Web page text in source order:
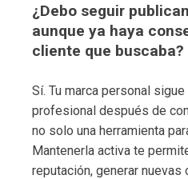
¿Debo seguir
aunque ya haya
cliente que buscaba?
Sí. Tu marca personal
profesional después de
no solo una herramienta
Mantenerla activa te
reputación, generar